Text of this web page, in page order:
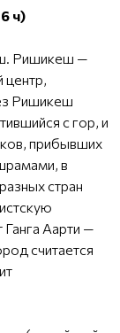
ч)
Ришикеш —
центр,
Ришикеш
с гор, и
прибывших
в
стран
Аарти —
считается